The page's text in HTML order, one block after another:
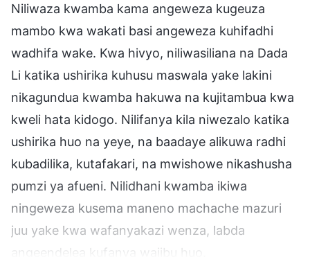
Niliwaza kwamba kama angeweza kugeuza
mambo kwa wakati basi angeweza kuhifadhi
wadhifa wake. Kwa hivyo, niliwasiliana na Dada
Li katika ushirika kuhusu maswala yake lakini
nikagundua kwamba hakuwa na kujitambua kwa
kweli hata kidogo. Nilifanya kila niwezalo katika
ushirika huo na yeye, na baadaye alikuwa radhi
kubadilika, kutafakari, na mwishowe nikashusha
pumzi ya afueni. Nilidhani kwamba ikiwa
ningeweza kusema maneno machache mazuri
juu yake kwa wafanyakazi wenza, labda
angeendelea kufanya wajibu huo.